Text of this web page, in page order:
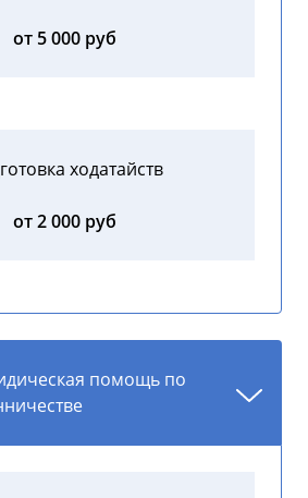
от 5 000 руб
ходатайств
от 2 000 руб
помощь по